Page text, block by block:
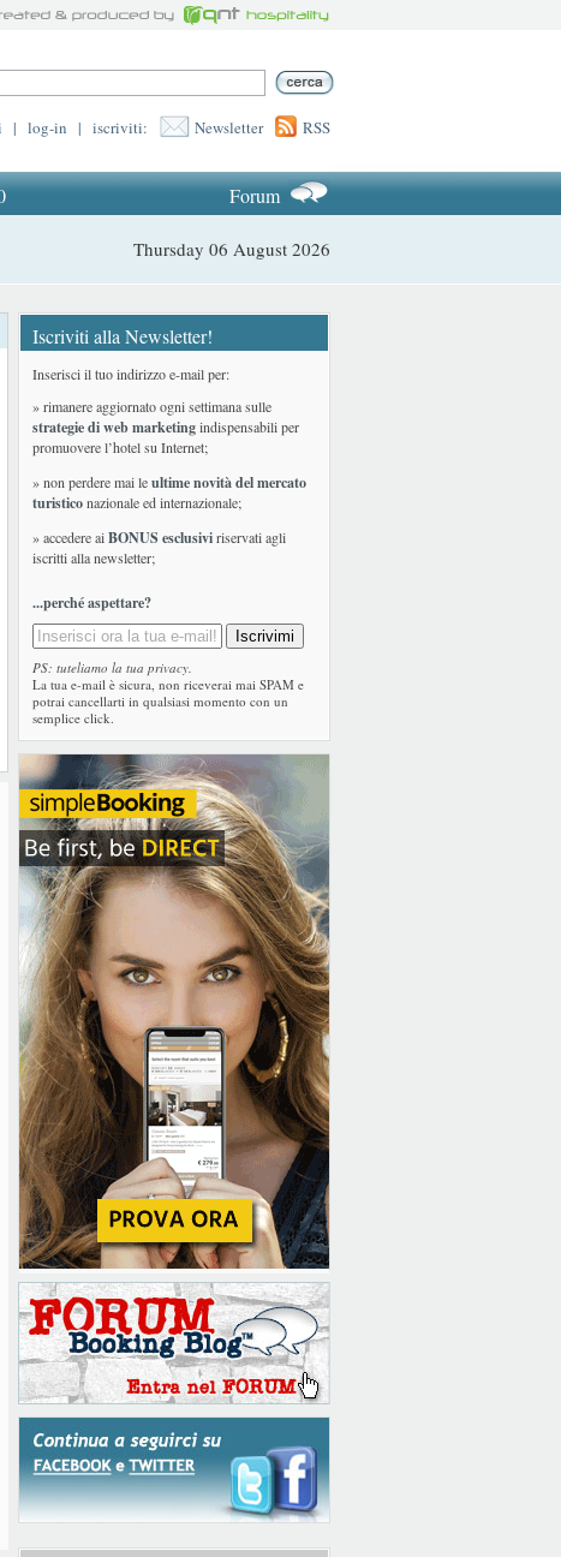
| log-in | iscriviti: Newsletter RSS
Forum
Thursday 06 August 2026
Iscriviti alla Newsletter!
Inserisci il tuo indirizzo e-mail per:
» rimanere aggiornato ogni settimana sulle
strategie di web marketingindispensabili per
promuovere l’hotel su Internet;
» non perdere mai leultime novità del mercato
turisticonazionale ed internazionale;
» accedere aiBONUS esclusiviriservati agli
iscritti alla newsletter;
...perché aspettare?
PS: tuteliamo la tua privacy.
La tua e-mail è sicura, non riceverai mai SPAM e
potrai cancellarti in qualsiasi momento con un
semplice click.